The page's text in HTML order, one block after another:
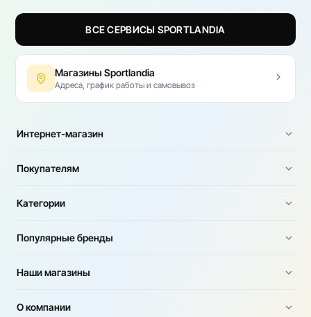
ВСЕ СЕРВИСЫ SPORTLANDIA
Магазины Sportlandia
Адреса, график работы и самовывоз
Интернет-магазин
Покупателям
Категории
Популярные бренды
Наши магазины
О компании